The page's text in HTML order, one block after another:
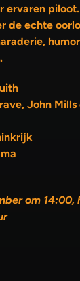
ervaren
John Mills
om 14:00,